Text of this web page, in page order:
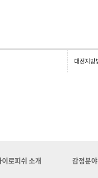
이로피쉬 소개 감정분야